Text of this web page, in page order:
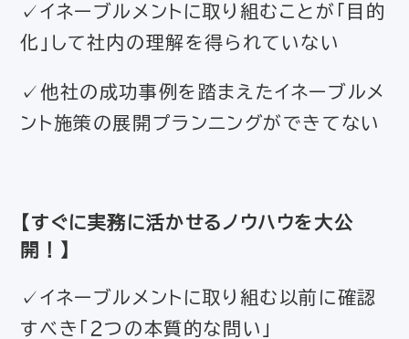
✓イネーブルメントに取り組むことが「目的
化」して社内の理解を得られていない
✓他社の成功事例を踏まえたイネーブルメ
ント施策の展開プランニングができてない
【すぐに実務に活かせるノウハウを大公
開！】
✓イネーブルメントに取り組む以前に確認
すべき「２つの本質的な問い」